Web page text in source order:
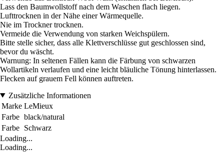
Lass den Baumwollstoff nach dem Waschen flach liegen.
Lufttrocknen in der Nähe einer Wärmequelle.
Nie im Trockner trocknen.
Vermeide die Verwendung von starken Weichspülern.
Bitte stelle sicher, dass alle Klettverschlüsse gut geschlossen sind,
bevor du wäscht.
Warnung: In seltenen Fällen kann die Färbung von schwarzen
Wollartikeln verlaufen und eine leicht bläuliche Tönung hinterlassen.
Flecken auf grauem Fell können auftreten.
Zusätzliche Informationen
Marke LeMieux
Farbe black/natural
Farbe Schwarz
Loading...
Loading...